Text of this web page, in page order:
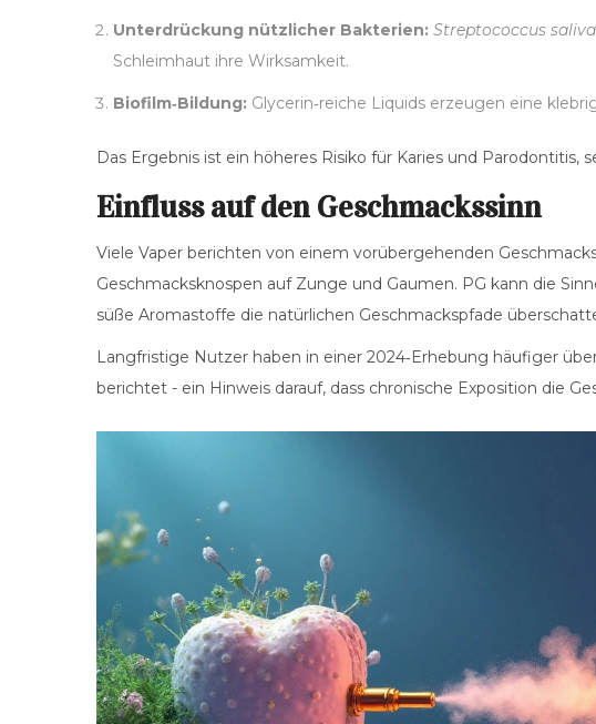
Unterdrückung nützlicher Bakterien: Streptococcus
Schleimhaut ihre Wirksamkeit.
Biofilm‑Bildung: Glycerin‑reiche Liquids erzeugen eine
Das Ergebnis ist ein höheres Risiko für Karies und Parodontitis,
Einfluss auf den Geschmackssinn
Viele Vaper berichten von einem vorübergehenden
Geschmacksknospen auf Zunge und Gaumen. PG kann die
süße Aromastoffe die natürlichen Geschmackspfade
Langfristige Nutzer haben in einer 2024‑Erhebung häufiger
berichtet - ein Hinweis darauf, dass chronische Exposition die